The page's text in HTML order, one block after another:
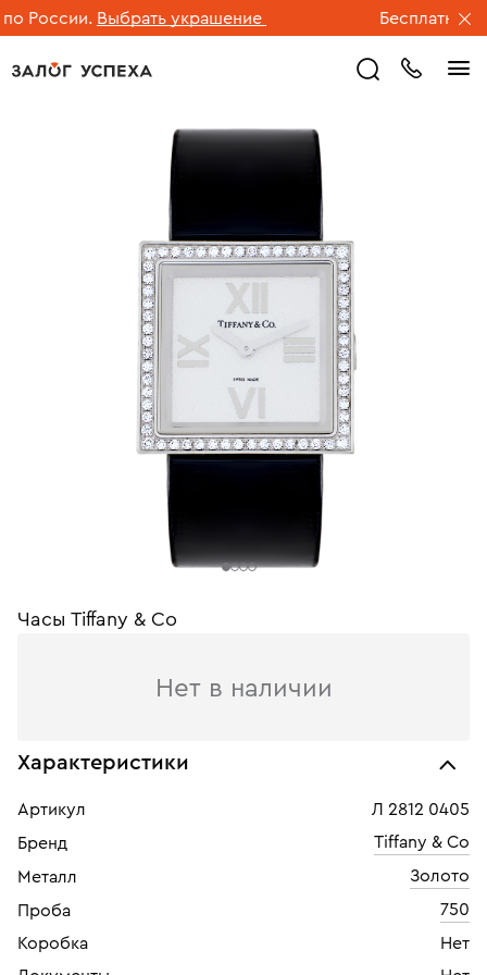
России. Выбрать украшение Бесплатная
Часы Tiffany & Co
Нет в наличии
Характеристики
Артикул
Л 2812 0405
Бренд
Tiffany & Co
Металл
Золото
Проба
750
Коробка
Нет